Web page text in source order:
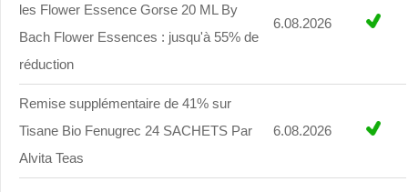
les Flower Essence Gorse 20 ML By
Bach Flower Essences : jusqu'à 55% de
réduction
6.08.2026
Remise supplémentaire de 41% sur
Tisane Bio Fenugrec 24 SACHETS Par
Alvita Teas
6.08.2026